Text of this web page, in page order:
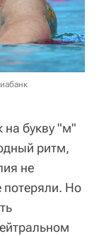
на букву "м"
ритм,
не
Но